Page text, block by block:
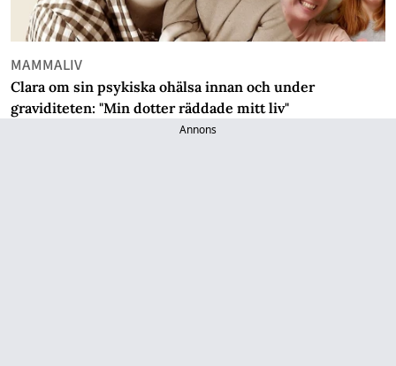
MAMMALIV
Clara om sin psykiska ohälsa innan och under
graviditeten: "Min dotter räddade mitt liv"
Annons